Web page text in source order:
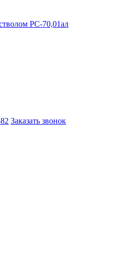
РС-70,01ал
Заказать звонок